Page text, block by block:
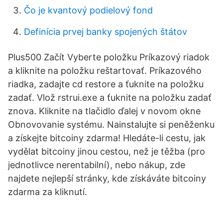
Čo je kvantový podielový fond
Definícia prvej banky spojených štátov
Plus500 Začít Vyberte položku Príkazový riadok
a kliknite na položku reštartovať. Príkazového
riadka, zadajte cd restore a ťuknite na položku
zadať. Vlož rstrui.exe a ťuknite na položku zadať
znova. Kliknite na tlačidlo ďalej v novom okne
Obnovovanie systému. Nainstalujte si peněženku
a získejte bitcoiny zdarma! Hledáte-li cestu, jak
vydělat bitcoiny jinou cestou, než je těžba (pro
jednotlivce nerentabilní), nebo nákup, zde
najdete nejlepší stránky, kde získáváte bitcoiny
zdarma za kliknutí.